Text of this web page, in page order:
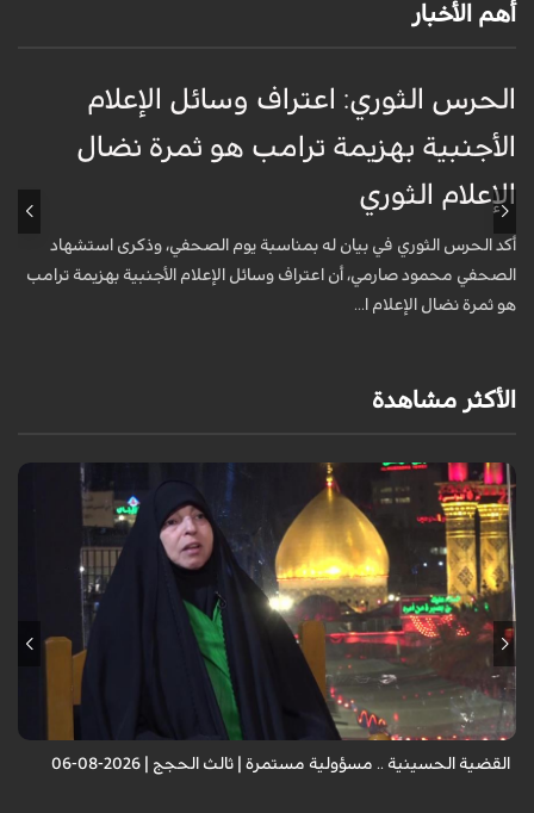
أهم الأخبار
الحرس الثوري: اعتراف وسائل الإعلام
الأجنبية بهزيمة ترامب هو ثمرة نضال
الإعلام الثوري
أكد الحرس الثوري في بيان له بمناسبة يوم الصحفي، وذكرى استشهاد
الصحفي محمود صارمي، أن اعتراف وسائل الإعلام الأجنبية بهزيمة ترامب
هو ثمرة نضال الإعلام ا...
الأكثر مشاهدة
الضيف: الأستاذة أميرة القزاز - باحثة إسلامية
القضية الحسينية .. مسؤولية مستمرة | ثالث الحجج | 2026-08-06